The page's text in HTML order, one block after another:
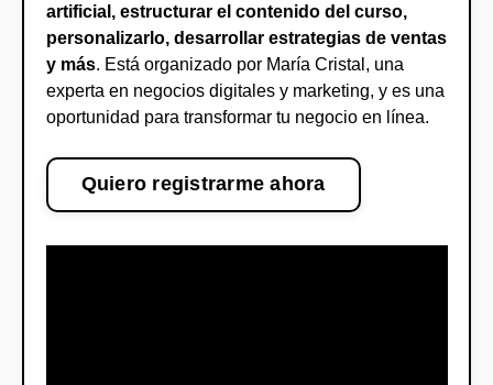
artificial, estructurar el contenido del curso,
personalizarlo, desarrollar estrategias de ventas
y más. Está organizado por María Cristal, una
experta en negocios digitales y marketing, y es una
oportunidad para transformar tu negocio en línea.
Quiero registrarme ahora